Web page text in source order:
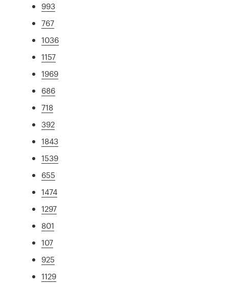
993
767
1036
1157
1969
686
718
392
1843
1539
655
1474
1297
801
107
925
1129